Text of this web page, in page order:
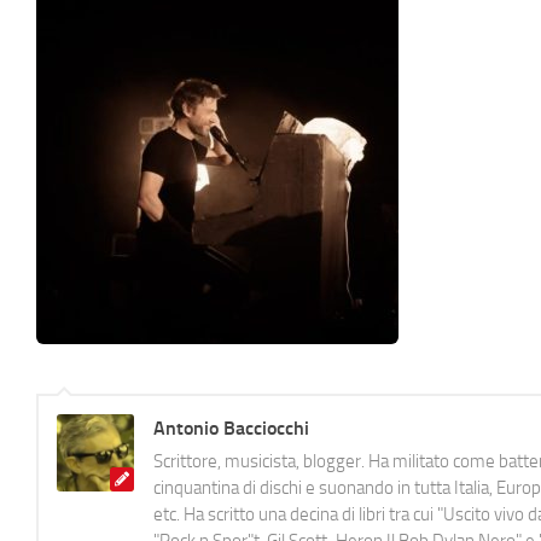
Antonio Bacciocchi
Scrittore, musicista, blogger. Ha militato come
cinquantina di dischi e suonando in tutta Italia,
etc. Ha scritto una decina di libri tra cui "Uscito vivo